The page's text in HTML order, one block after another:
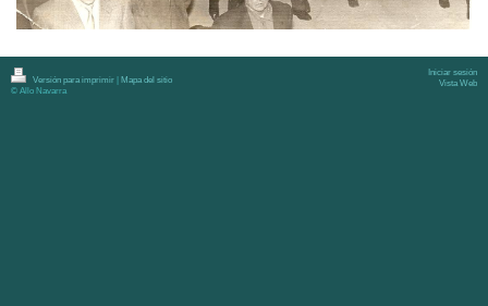
Versión para imprimir
Mapa del sitio
© Allo Navarra
Iniciar sesión
Vista Web